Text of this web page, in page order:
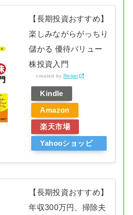
【長期投資おすすめ】
楽しみながらがっちり
儲かる 優待バリュー
株投資入門
created by Rinker
Kindle
Amazon
楽天市場
Yahooショッピ
【長期投資おすすめ】
年収300万円、掃除夫